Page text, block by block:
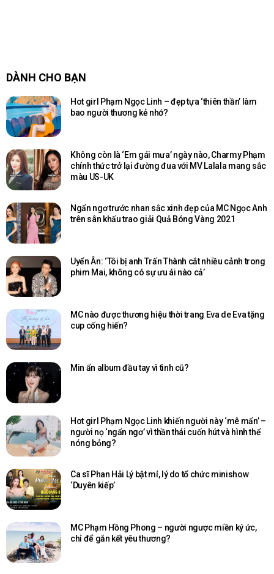
DÀNH CHO BẠN
Hot girl Phạm Ngọc Linh – đẹp tựa ‘thiên thần’ làm
bao người thương kẻ nhớ?
Không còn là ‘Em gái mưa’ ngày nào, Charmy Phạm
chính thức trở lại đường đua với MV Lalala mang sắc
màu US-UK
Ngẩn ngơ trước nhan sắc xinh đẹp của MC Ngọc Anh
trên sân khấu trao giải Quả Bóng Vàng 2021
Uyển Ân: ‘Tôi bị anh Trấn Thành cắt nhiều cảnh trong
phim Mai, không có sự ưu ái nào cả’
MC nào được thương hiệu thời trang Eva de Eva tặng
cup cống hiến?
Min ẩn album đầu tay vì tình cũ?
Hot girl Phạm Ngọc Linh khiến người này ‘mê mẩn’ –
người nọ ‘ngẩn ngơ’ vì thần thái cuốn hút và hình thể
nóng bỏng?
Ca sĩ Phan Hải Lý bật mí, lý do tổ chức minishow
‘Duyên kiếp’
MC Phạm Hồng Phong – người ngược miền ký ức,
chỉ để gắn kết yêu thương?